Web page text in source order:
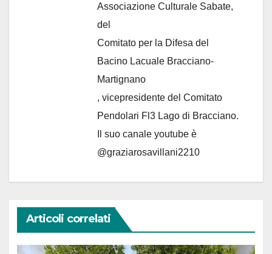
Associazione Culturale Sabate,
del
Comitato per la Difesa del
Bacino Lacuale Bracciano-
Martignano
, vicepresidente del Comitato
Pendolari Fl3 Lago di Bracciano.
Il suo canale youtube è
@graziarosavillani2210
Articoli correlati